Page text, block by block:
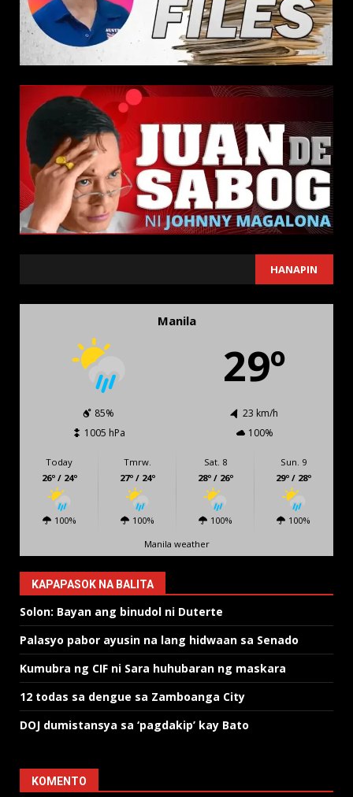
HANAPIN
Manila
29º
85%
23 km/h
1005 hPa
100%
Today
26º / 24º
100%
Tmrw.
27º / 24º
100%
Sat. 8
28º / 26º
100%
Sun. 9
29º / 28º
100%
Manila weather
KAPAPASOK NA BALITA
Solon: Bayan ang binudol ni Duterte
Palasyo pabor ayusin na lang hidwaan sa Senado
Kumubra ng CIF ni Sara huhubaran ng maskara
12 todas sa dengue sa Zamboanga City
DOJ dumistansya sa ‘pagdakip’ kay Bato
KOMENTO